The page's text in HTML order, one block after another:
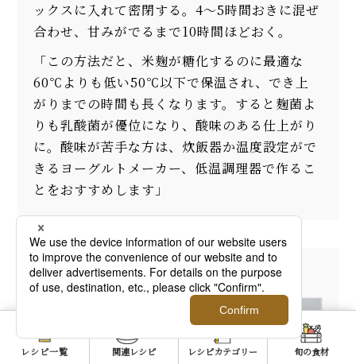
ックスに入れて密閉する。4～5時間おきに混ぜ
合わせ、甘みがでるまで10時間ほどおく。
「この方法だと、米麹が糖化するのに最適な
60℃よりも低い50℃以下で保温され、でき上
がりまでの時間も長くなります。すると麹菌よ
りも乳酸菌が優位になり、酸味のある仕上がり
に。酸味が苦手な方は、炊飯器か温度設定がで
きるヨーグルトメーカー、低温調理器で作るこ
とをおすすめします」
橋本加名子さん
レシピ一覧 関連レシピ レシピカテゴリー 旬の食材